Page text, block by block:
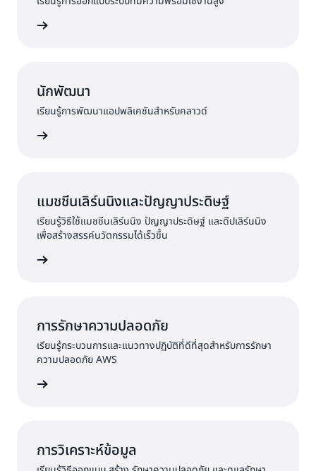
นักพัฒนา
เรียนรู้การพัฒนาแอปพลิเคชันสำหรับคลาวด์
แมชชีนเลิร์นนิงและปัญญาประดิษฐ์
เรียนรู้วิธีใช้แมชชีนเลิร์นนิง ปัญญาประดิษฐ์ และดีปเลิร์นนิง
เพื่อสร้างสรรค์นวัตกรรมได้เร็วขึ้น
การรักษาความปลอดภัย
เรียนรู้กระบวนการและแนวทางปฏิบัติที่ดีที่สุดสำหรับการรักษา
ความปลอดภัย AWS
การวิเคราะห์ข้อมูล